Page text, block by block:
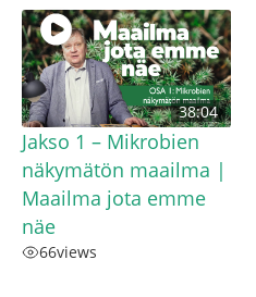
38:04
Jakso 1 – Mikrobien
näkymätön maailma |
Maailma jota emme
näe
66views